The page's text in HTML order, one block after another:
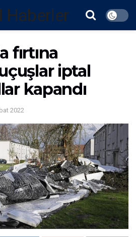
fırtına
iptal
kapandı
2022